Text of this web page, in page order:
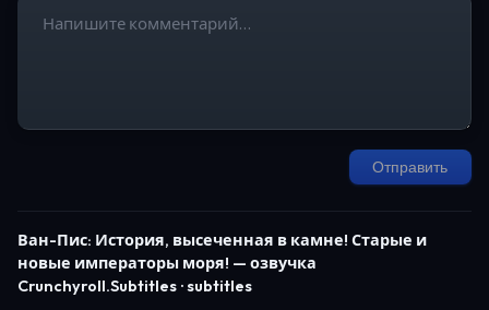
Отправить
Ван-Пис: История, высеченная в камне! Старые и
новые императоры моря! — озвучка
Crunchyroll.Subtitles · subtitles